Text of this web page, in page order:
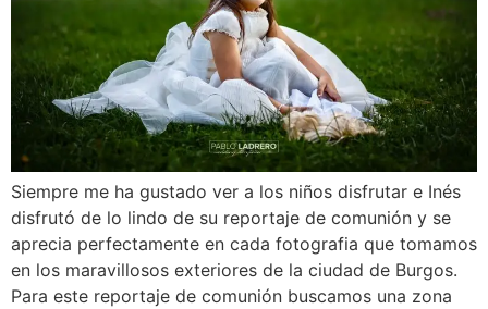
Siempre me ha gustado ver a los niños disfrutar e Inés
disfrutó de lo lindo de su reportaje de comunión y se
aprecia perfectamente en cada fotografia que tomamos
en los maravillosos exteriores de la ciudad de Burgos.
Para este reportaje de comunión buscamos una zona